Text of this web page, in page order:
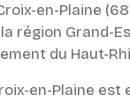
en-Plaine
région Grand-
du Haut-
en-Plaine est